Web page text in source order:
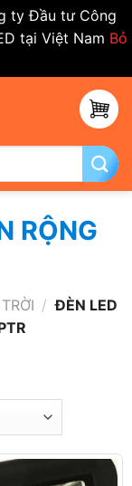
ty Đầu tư Công
tại Việt Nam Bỏ
RỘNG
/ ĐÈN LED